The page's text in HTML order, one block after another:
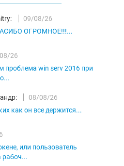
09/08/26
ОГРОМНОЕ!!!...
26
проблема win serv 2016 при
08/08/26
как он все держится...
или пользователь
рабоч...